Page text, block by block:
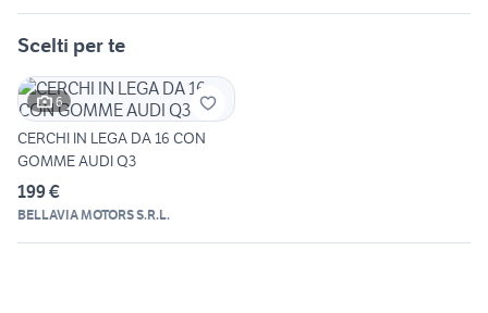
Scelti per te
6
CERCHI IN LEGA DA 16 CON
GOMME AUDI Q3
199 €
BELLAVIA MOTORS S.R.L.